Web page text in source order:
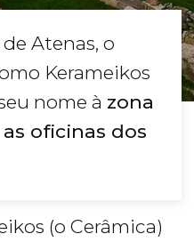
Atenas, o
Kerameikos
nome à zona
oficinas dos
(o Cerâmica)